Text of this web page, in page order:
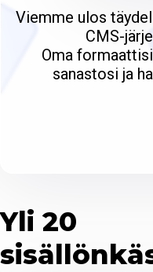
Viemme ulos
CMS-
Oma
sanastosi ja
Yli 20